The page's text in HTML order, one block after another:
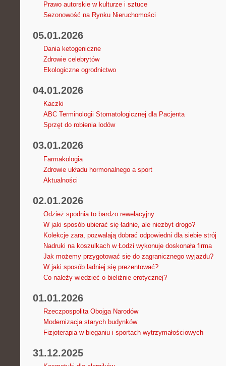
Prawo autorskie w kulturze i sztuce
Sezonowość na Rynku Nieruchomości
05.01.2026
Dania ketogeniczne
Zdrowie celebrytów
Ekologiczne ogrodnictwo
04.01.2026
Kaczki
ABC Terminologii Stomatologicznej dla Pacjenta
Sprzęt do robienia lodów
03.01.2026
Farmakologia
Zdrowie układu hormonalnego a sport
Aktualności
02.01.2026
Odzież spodnia to bardzo rewelacyjny
W jaki sposób ubierać się ładnie, ale niezbyt drogo?
Kolekcje zara, pozwalają dobrać odpowiedni dla siebie strój
Nadruki na koszulkach w Łodzi wykonuje doskonała firma
Jak możemy przygotować się do zagranicznego wyjazdu?
W jaki sposób ładniej się prezentować?
Co należy wiedzieć o bieliźnie erotycznej?
01.01.2026
Rzeczpospolita Obojga Narodów
Modernizacja starych budynków
Fizjoterapia w bieganiu i sportach wytrzymałościowych
31.12.2025